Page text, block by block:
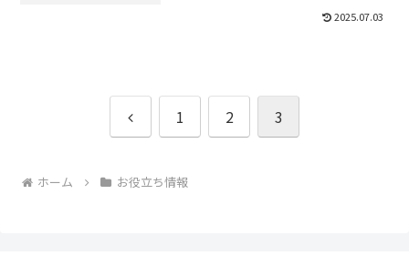
2025.07.03
前
1 2 3
ホーム お役立ち情報